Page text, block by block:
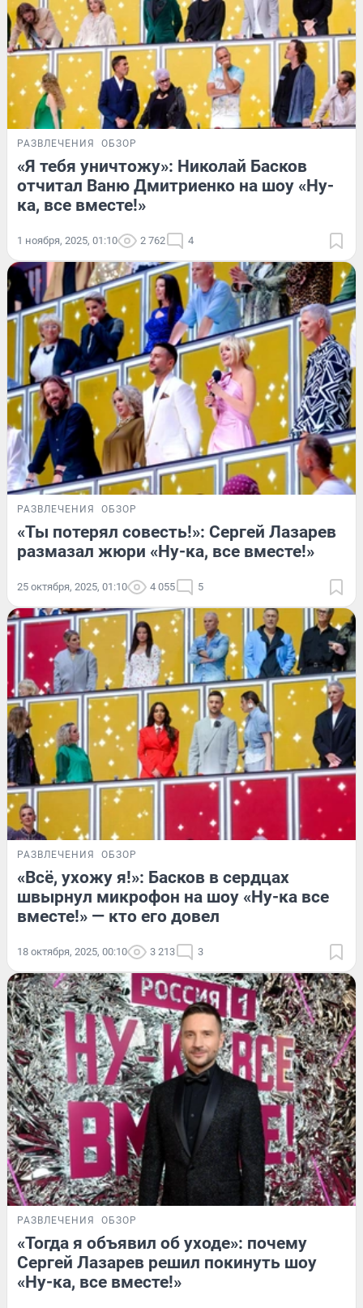
РАЗВЛЕЧЕНИЯ ОБЗОР
«Я тебя уничтожу»: Николай Басков
отчитал Ваню Дмитриенко на шоу «Ну-
ка, все вместе!»
1 ноября, 2025, 01:10 2 762 4
РАЗВЛЕЧЕНИЯ ОБЗОР
«Ты потерял совесть!»: Сергей Лазарев
размазал жюри «Ну-ка, все вместе!»
25 октября, 2025, 01:10 4 055 5
РАЗВЛЕЧЕНИЯ ОБЗОР
«Всё, ухожу я!»: Басков в сердцах
швырнул микрофон на шоу «Ну-ка все
вместе!» — кто его довел
18 октября, 2025, 00:10 3 213 3
РАЗВЛЕЧЕНИЯ ОБЗОР
«Тогда я объявил об уходе»: почему
Сергей Лазарев решил покинуть шоу
«Ну-ка, все вместе!»